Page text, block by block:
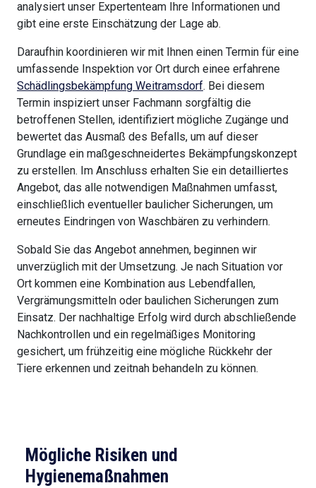
analysiert unser Expertenteam Ihre Informationen und
gibt eine erste Einschätzung der Lage ab.
Daraufhin koordinieren wir mit Ihnen einen Termin für eine
umfassende Inspektion vor Ort durch einee erfahrene
Schädlingsbekämpfung Weitramsdorf. Bei diesem
Termin inspiziert unser Fachmann sorgfältig die
betroffenen Stellen, identifiziert mögliche Zugänge und
bewertet das Ausmaß des Befalls, um auf dieser
Grundlage ein maßgeschneidertes Bekämpfungskonzept
zu erstellen. Im Anschluss erhalten Sie ein detailliertes
Angebot, das alle notwendigen Maßnahmen umfasst,
einschließlich eventueller baulicher Sicherungen, um
erneutes Eindringen von Waschbären zu verhindern.
Sobald Sie das Angebot annehmen, beginnen wir
unverzüglich mit der Umsetzung. Je nach Situation vor
Ort kommen eine Kombination aus Lebendfallen,
Vergrämungsmitteln oder baulichen Sicherungen zum
Einsatz. Der nachhaltige Erfolg wird durch abschließende
Nachkontrollen und ein regelmäßiges Monitoring
gesichert, um frühzeitig eine mögliche Rückkehr der
Tiere erkennen und zeitnah behandeln zu können.
Mögliche Risiken und
Hygienemaßnahmen